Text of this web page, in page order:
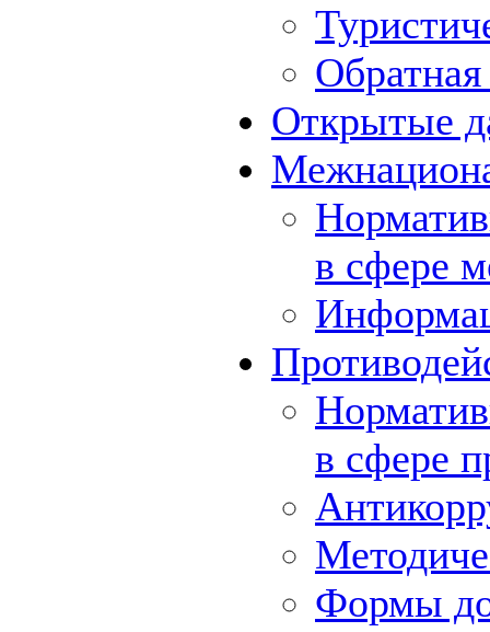
Обратная
Открытые
в сфере
в сфере
Формы